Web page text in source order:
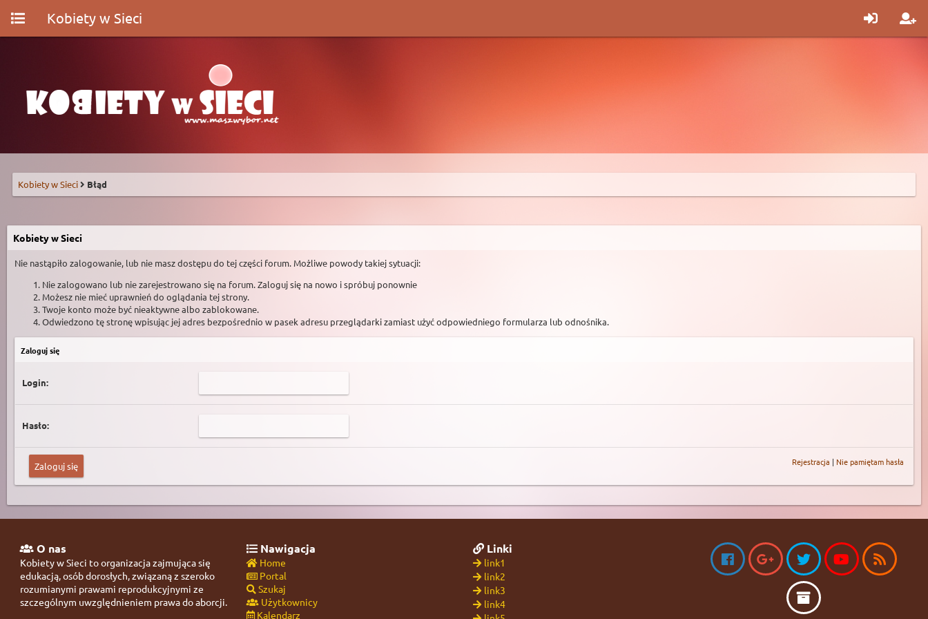
Kobiety w Sieci
Kobiety w Sieci Błąd
Kobiety w Sieci
Nie nastąpiło zalogowanie, lub nie masz dostępu do tej części forum. Możliwe powody takiej sytuacji:
Nie zalogowano lub nie zarejestrowano się na forum. Zaloguj się na nowo i spróbuj ponownie
Możesz nie mieć uprawnień do oglądania tej strony.
Twoje konto może być nieaktywne albo zablokowane.
Odwiedzono tę stronę wpisując jej adres bezpośrednio w pasek adresu przeglądarki zamiast użyć odpowiedniego formularza lub odnośnika.
Zaloguj się
Login:
Hasło:
Rejestracja | Nie pamiętam hasła
O nas
Kobiety w Sieci to organizacja zajmująca się
edukacją, osób dorosłych, związaną z szeroko
rozumianymi prawami reprodukcyjnymi ze
szczególnym uwzględnieniem prawa do aborcji.
Nawigacja
Home
Portal
Szukaj
Użytkownicy
Kalendarz
Linki
link1
link2
link3
link4